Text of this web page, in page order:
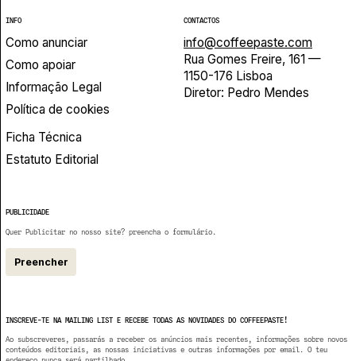
INFO
Como anunciar
Como apoiar
Informação Legal
Política de cookies
Ficha Técnica
Estatuto Editorial
CONTACTOS
info@coffeepaste.com
Rua Gomes Freire, 161 —
1150-176 Lisboa
Diretor: Pedro Mendes
PUBLICIDADE
Quer Publicitar no nosso site? preencha o formulário.
Preencher
INSCREVE-TE NA MAILING LIST E RECEBE TODAS AS NOVIDADES DO COFFEEPASTE!
Ao subscreveres, passarás a receber os anúncios mais recentes, informações sobre novos
conteúdos editoriais, as nossas iniciativas e outras informações por email. O teu